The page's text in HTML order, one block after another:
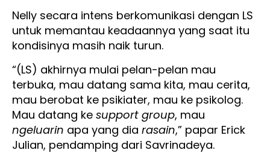
Nelly secara intens berkomunikasi dengan LS
untuk memantau keadaannya yang saat itu
kondisinya masih naik turun.
“(LS) akhirnya mulai pelan-pelan mau
terbuka, mau datang sama kita, mau cerita,
mau berobat ke psikiater, mau ke psikolog.
Mau datang ke support group, mau
ngeluarin apa yang dia rasain,” papar Erick
Julian, pendamping dari Savrinadeya.